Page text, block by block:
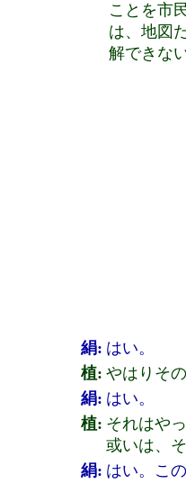
ことを市
は、地図
解できない
絹: はい。
植: やはりそ
絹: はい。
植: それはや
或いは、
絹: はい。こ